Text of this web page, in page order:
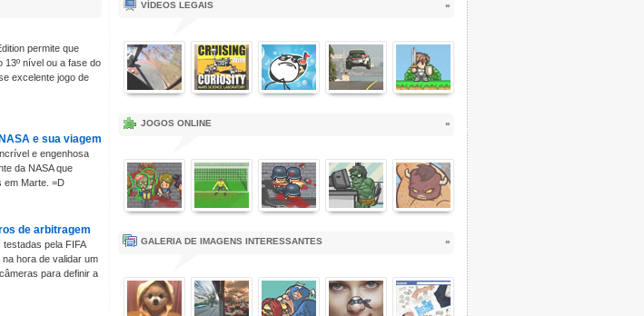
»
VÍDEOS LEGAIS
»
JOGOS ONLINE
»
GALERIA DE IMAGENS INTERESSANTES
permite que
13º nível ou a fase do
excelente jogo de
e sua viagem
e engenhosa
da NASA que
em Marte. =D
de arbitragem
pela FIFA
hora de validar um
para definir a